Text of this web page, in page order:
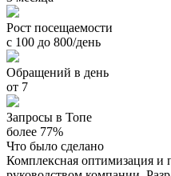
Рост посещаемости
с 100 до 800/день
Обращений в день
от 7
Запросы в Топе
более 77%
Что было сделано
Комплексная оптимизация и